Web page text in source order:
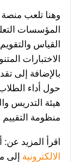
وهنا تلعب
المؤسسات
القياس
الاختبارات
بالإضافة إلى
حول أداء
هيئة التدريس
منظومة التقييم
اقرأ المزيد
الالكترونية إلى